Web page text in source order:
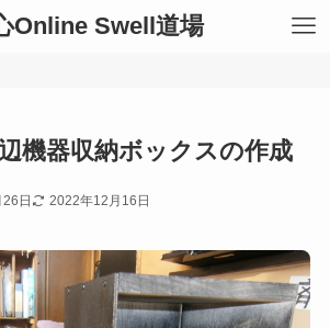
Online Swell道場
機器収納ボックスの作成
日 2022年12月16日